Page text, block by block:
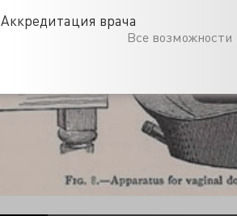
Аккредитация врача
Все возможности